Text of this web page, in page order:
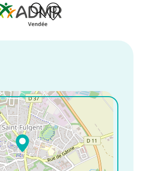
cookies